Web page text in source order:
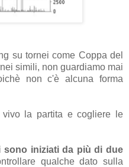
su tornei come Coppa del
simili, non guardiamo mai
non c'è alcuna forma
la partita e cogliere le
sono iniziati da più di due
qualche dato sulla